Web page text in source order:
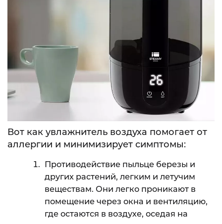
Вот как увлажнитель воздуха помогает от
аллергии и минимизирует симптомы:
Противодействие пыльце березы и
других растений, легким и летучим
веществам. Они легко проникают в
помещение через окна и вентиляцию,
где остаются в воздухе, оседая на